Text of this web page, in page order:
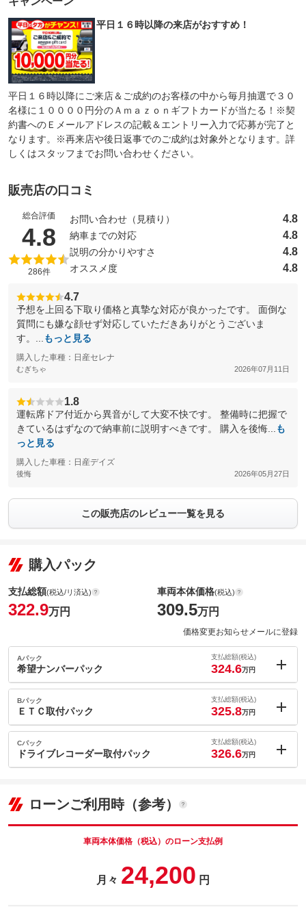
平日１６時以降の来店がおすすめ！
平日１６時以降にご来店＆ご成約のお客様の中から毎月抽選で３０
名様に１００００円分のＡｍａｚｏｎギフトカードが当たる！※契
約書へのＥメールアドレスの記載＆エントリー入力で応募が完了と
なります。※再来店や後日返事でのご成約は対象外となります。詳
しくはスタッフまでお問い合わせください。
販売店の口コミ
総合評価
4.8 （5点満点中）
286件
お問い合わせ（見積り） 4.8
納車までの対応 4.8
説明の分かりやすさ 4.8
オススメ度 4.8
4.7
予想を上回る下取り価格と真摯な対応が良かったです。 面倒な
質問にも嫌な顔せず対応していただきありがとうございま
す。...
もっと見る
購入した車種：日産セレナ
むぎちゃ 2026年07月11日
1.8
運転席ドア付近から異音がして大変不快です。 整備時に把握で
きているはずなので納車前に説明すべきです。 購入を後悔...
も
っと見る
購入した車種：日産デイズ
後悔 2026年05月27日
この販売店のレビュー一覧を見る
購入パック
支払総額(税込/リ済込)
322.9万円
車両本体価格(税込)
309.5万円
価格変更お知らせメールに登録
Aパック
希望ナンバーパック
支払総額(税込)
324.6万円
内：オプシ
ョン価格
(税込)
車両本体価
309.5万円
このパックの見積もり依頼（無料）
Bパック
ＥＴＣ取付パック
支払総額(税込)
325.8万円
内：オプシ
ョン価格
(税込)
車両本体価
パック内容
Cパック
ドライブレコーダー取付パック
支払総額(税込)
326.6万円
車両本体価
309.5
ローンご利用時（参考）
車両本体価格（税込）のローン支払例
月々 24,200 円